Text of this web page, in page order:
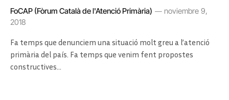
FoCAP (Fòrum Català de l'Atenció Primària)
noviembre 9,
2018
Fa temps que denunciem una situació molt greu a l’atenció
primària del país. Fa temps que venim fent propostes
constructives…